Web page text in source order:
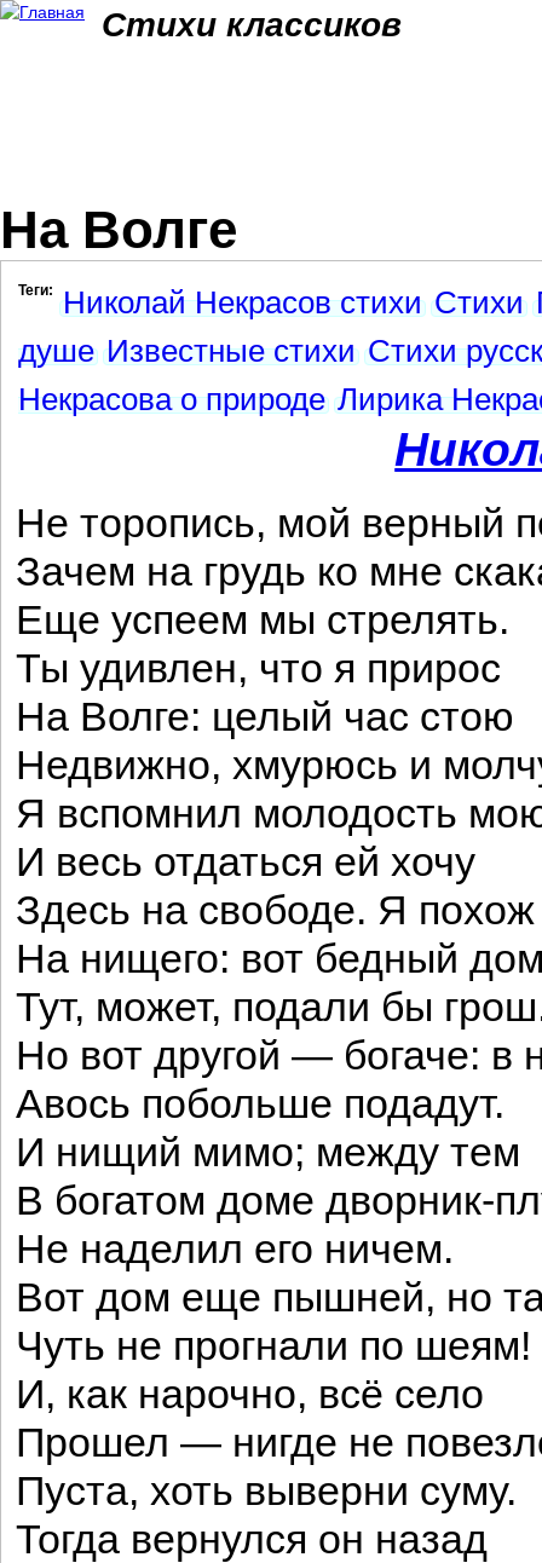
Стихи классиков
На Волге
Теги: Николай Некрасов стихи Стихи
душе Известные стихи Стихи
Некрасова о природе Лирика
Не торопись, мой верный
Зачем на грудь ко мне
Еще успеем мы стрелять.
Ты удивлен, что я прирос
На Волге: целый час стою
Недвижно, хмурюсь и
Я вспомнил молодость
И весь отдаться ей хочу
Здесь на свободе. Я похож
На нищего: вот бедный
Тут, может, подали бы
Но вот другой — богаче: в
Авось побольше подадут.
И нищий мимо; между тем
В богатом доме дворник-
Не наделил его ничем.
Вот дом еще пышней, но
Чуть не прогнали по шеям!
И, как нарочно, всё село
Прошел — нигде не
Пуста, хоть выверни суму.
Тогда вернулся он назад